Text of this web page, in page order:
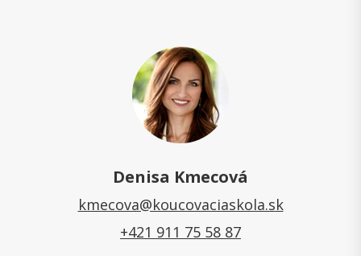
Denisa Kmecová
kmecova@koucovaciaskola.sk
+421 911 75 58 87